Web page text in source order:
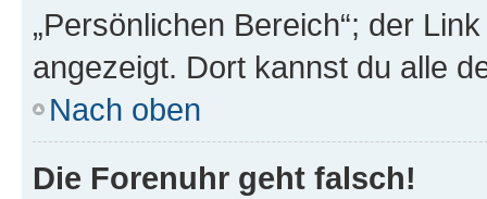
„Persönlichen Bereich“; der
angezeigt. Dort kannst du alle
Nach oben
Die Forenuhr geht falsch!